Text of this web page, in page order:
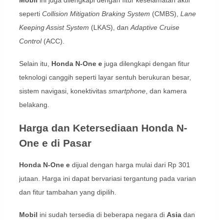
seperti Collision Mitigation Braking System (CMBS), Lane
Keeping Assist System (LKAS), dan Adaptive Cruise
Control(ACC).
Selain itu, Honda N-One ejuga dilengkapi dengan fitur
teknologi canggih seperti layar sentuh berukuran besar,
sistem navigasi, konektivitas smartphone, dan kamera
belakang.
Harga dan Ketersediaan Honda N-
One e di Pasar
Honda N-One edijual dengan harga mulai dari Rp 301
jutaan. Harga ini dapat bervariasi tergantung pada varian
dan fitur tambahan yang dipilih.
Mobil ini sudah tersedia di beberapa negara di Asiadan